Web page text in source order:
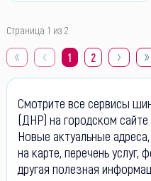
Страница 1 из 2
1 2
Смотрите все сервисы
(ДНР) на городском сайте
Новые актуальные
на карте, перечень услуг,
другая полезная